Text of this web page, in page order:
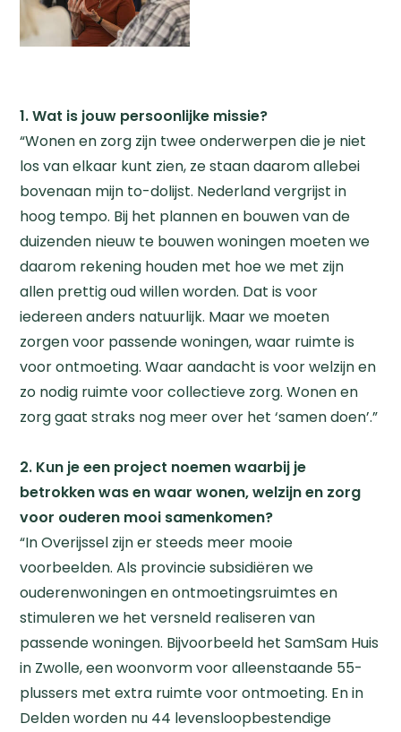
1. Wat is jouw persoonlijke missie?
“Wonen en zorg zijn twee onderwerpen die je niet
los van elkaar kunt zien, ze staan daarom allebei
bovenaan mijn to-dolijst. Nederland vergrijst in
hoog tempo. Bij het plannen en bouwen van de
duizenden nieuw te bouwen woningen moeten we
daarom rekening houden met hoe we met zijn
allen prettig oud willen worden. Dat is voor
iedereen anders natuurlijk. Maar we moeten
zorgen voor passende woningen, waar ruimte is
voor ontmoeting. Waar aandacht is voor welzijn en
zo nodig ruimte voor collectieve zorg. Wonen en
zorg gaat straks nog meer over het ‘samen doen’.”
2. Kun je een project noemen waarbij je
betrokken was en waar wonen, welzijn en zorg
voor ouderen mooi samenkomen?
“In Overijssel zijn er steeds meer mooie
voorbeelden. Als provincie subsidiëren we
ouderenwoningen en ontmoetingsruimtes en
stimuleren we het versneld realiseren van
passende woningen. Bijvoorbeeld het SamSam Huis
in Zwolle, een woonvorm voor alleenstaande 55-
plussers met extra ruimte voor ontmoeting. En in
Delden worden nu 44 levensloopbestendige